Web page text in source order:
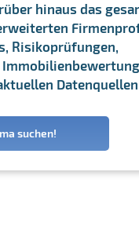
hinaus das
Risikoprüfungen,
suchen!